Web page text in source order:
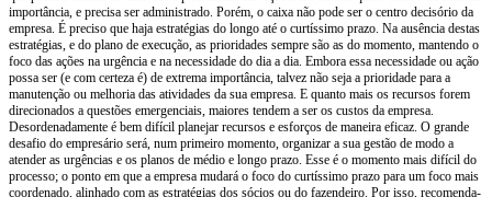
importância, e precisa ser administrado. Porém, o caixa não pode ser o centro decisório da
empresa. É preciso que haja estratégias do longo até o curtíssimo prazo. Na ausência destas
estratégias, e do plano de execução, as prioridades sempre são as do momento, mantendo o
foco das ações na urgência e na necessidade do dia a dia. Embora essa necessidade ou ação
possa ser (e com certeza é) de extrema importância, talvez não seja a prioridade para a
manutenção ou melhoria das atividades da sua empresa. E quanto mais os recursos forem
direcionados a questões emergenciais, maiores tendem a ser os custos da empresa.
Desordenadamente é bem difícil planejar recursos e esforços de maneira eficaz. O grande
desafio do empresário será, num primeiro momento, organizar a sua gestão de modo a
atender as urgências e os planos de médio e longo prazo. Esse é o momento mais difícil do
processo; o ponto em que a empresa mudará o foco do curtíssimo prazo para um foco mais
coordenado, alinhado com as estratégias dos sócios ou do fazendeiro. Por isso, recomenda-